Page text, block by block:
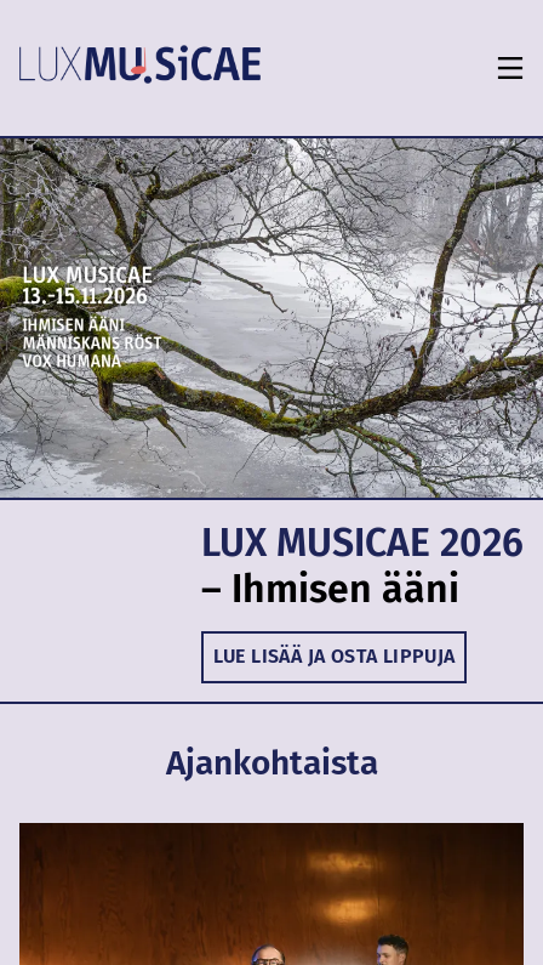
LUX MUSICAE 2026
– Ihmisen ääni
LUE LISÄÄ JA OSTA LIPPUJA
Ajankohtaista